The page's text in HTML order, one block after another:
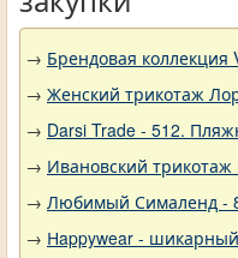
→ Брендовая
→ Женский трикотаж
→ Darsi Trade - 512.
→ Ивановский
→ Любимый Сималенд -
→ Нappywear -